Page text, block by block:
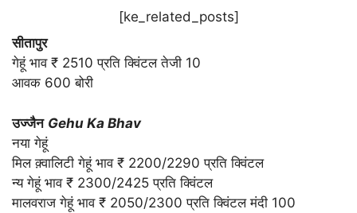
[ke_related_posts]
सीतापुर
गेहूं भाव ₹ 2510 प्रति क्विंटल तेजी 10
आवक 600 बोरी
उज्जैन Gehu Ka Bhav
नया गेहूं
मिल क़्वालिटी गेहूं भाव ₹ 2200/2290 प्रति क्विंटल
न्य गेहूं भाव ₹ 2300/2425 प्रति क्विंटल
मालवराज गेहूं भाव ₹ 2050/2300 प्रति क्विंटल मंदी 100